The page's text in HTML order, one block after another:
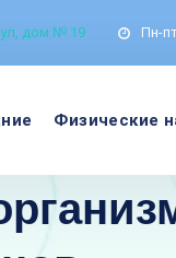
ул, дом № 19 Пн-
Физические